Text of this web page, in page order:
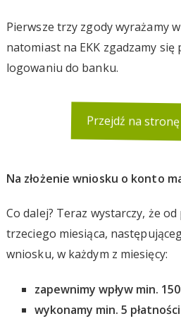
Pierwsze trzy zgody wyrażamy
natomiast na EKK zgadzamy się
logowaniu do banku.
Przejdź na
Na złożenie wniosku o konto
Co dalej? Teraz wystarczy, że
trzeciego miesiąca,
wniosku, w każdym z miesięcy:
zapewnimy wpływ min.
wykonamy min. 5